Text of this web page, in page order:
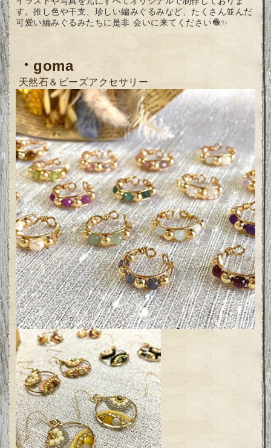
す。推し色や干支、珍しい編みぐるみなど、たくさん並んだ
可愛い編みぐるみたちに是非会いに来てください🧶✨
・goma
天然石＆ビーズアクセサリー